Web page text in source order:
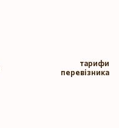
тарифи
перевізника